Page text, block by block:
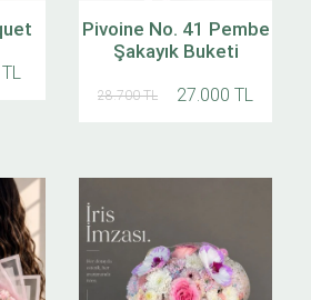
Pivoine No. 41 Pembe
Şakayık Buketi
28.700 TL 27.000 TL